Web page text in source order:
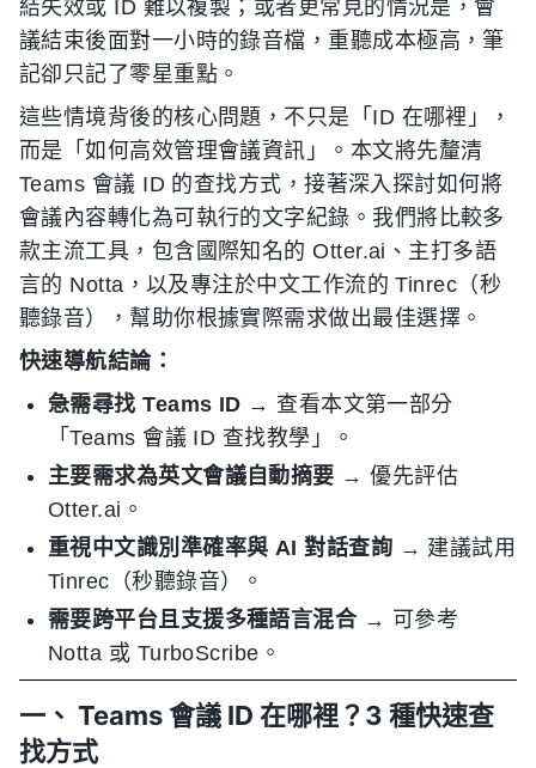
結失效或 ID 難以複製；或者更常見的情況是，會
議結束後面對一小時的錄音檔，重聽成本極高，筆
記卻只記了零星重點。
這些情境背後的核心問題，不只是「ID 在哪裡」，
而是「如何高效管理會議資訊」。本文將先釐清
Teams 會議 ID 的查找方式，接著深入探討如何將
會議內容轉化為可執行的文字紀錄。我們將比較多
款主流工具，包含國際知名的 Otter.ai、主打多語
言的 Notta，以及專注於中文工作流的 Tinrec（秒
聽錄音），幫助你根據實際需求做出最佳選擇。
快速導航結論：
急需尋找 Teams ID → 查看本文第一部分
「Teams 會議 ID 查找教學」。
主要需求為英文會議自動摘要 → 優先評估
Otter.ai。
重視中文識別準確率與 AI 對話查詢 → 建議試用
Tinrec（秒聽錄音）。
需要跨平台且支援多種語言混合→ 可參考
Notta 或 TurboScribe。
一、 Teams 會議 ID 在哪裡？3 種快速查
找方式